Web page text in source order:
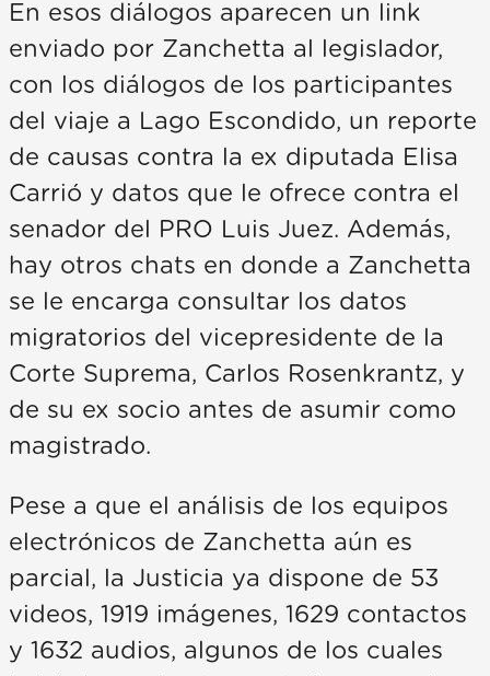
En esos diálogos aparecen un link
enviado por Zanchetta al legislador,
con los diálogos de los participantes
del viaje a Lago Escondido, un reporte
de causas contra la ex diputada Elisa
Carrió y datos que le ofrece contra el
senador del PRO Luis Juez. Además,
hay otros chats en donde a Zanchetta
se le encarga consultar los datos
migratorios del vicepresidente de la
Corte Suprema, Carlos Rosenkrantz, y
de su ex socio antes de asumir como
magistrado.
Pese a que el análisis de los equipos
electrónicos de Zanchetta aún es
parcial, la Justicia ya dispone de 53
videos, 1919 imágenes, 1629 contactos
y 1632 audios, algunos de los cuales